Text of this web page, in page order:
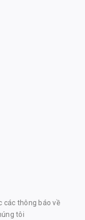
các thông báo về
tôi